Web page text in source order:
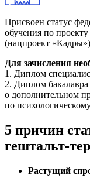
Присвоен статус
обучения по
(нацпроект «Кадры»)
Для зачисления
1. Диплом
2. Диплом
о дополнительном
по
5 причин
гештальт-
Растущий